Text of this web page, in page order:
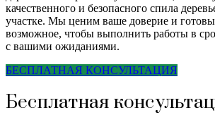
качественного и безопасного спила
участке. Мы ценим ваше доверие и готовы
возможное, чтобы выполнить работы в
с вашими ожиданиями.
БЕСПЛАТНАЯ КОНСУЛЬТАЦИЯ
Бесплатная